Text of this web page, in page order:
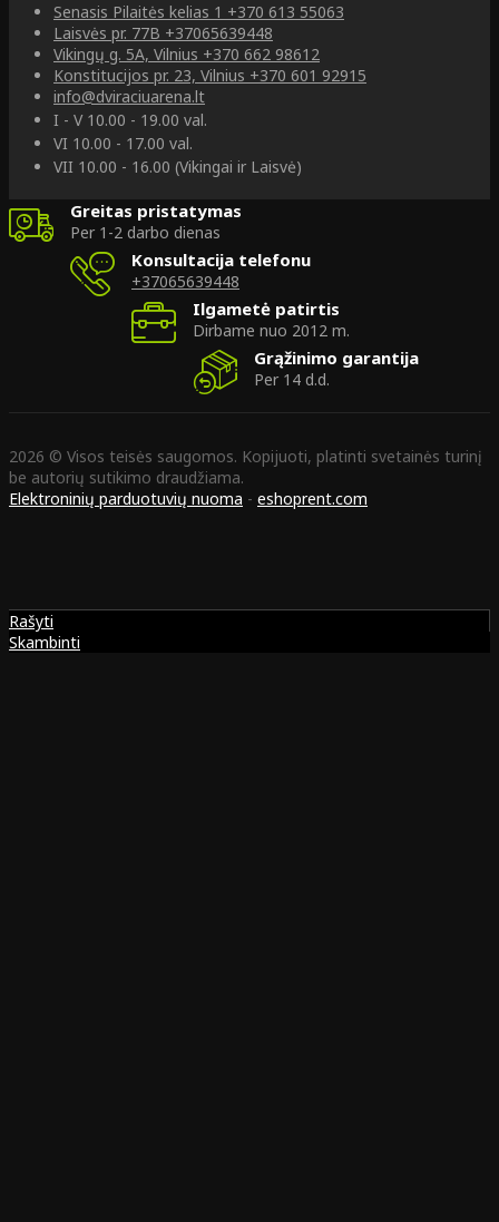
Senasis Pilaitės kelias 1 +370 613 55063
Laisvės pr. 77B +37065639448
Vikingų g. 5A, Vilnius +370 662 98612
Konstitucijos pr. 23, Vilnius +370 601 92915
info@dviraciuarena.lt
I - V 10.00 - 19.00 val.
VI 10.00 - 17.00 val.
VII 10.00 - 16.00 (Vikingai ir Laisvė)
Greitas pristatymas
Per 1-2 darbo dienas
Konsultacija telefonu
+37065639448
Ilgametė patirtis
Dirbame nuo 2012 m.
Grąžinimo garantija
Per 14 d.d.
2026 © Visos teisės saugomos. Kopijuoti, platinti svetainės turinį
be autorių sutikimo draudžiama.
Elektroninių parduotuvių nuoma - eshoprent.com
Rašyti
Skambinti